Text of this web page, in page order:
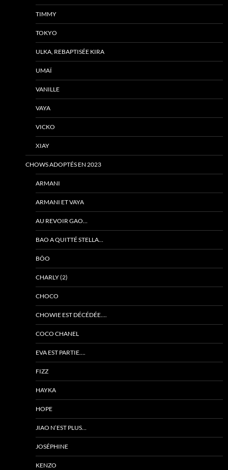
TIMMY
TOKYO
ULKA, REBAPTISÉE KIRA
UMAÏ
VANILLE
VAYA
VICKO
XIAY
CHOWS ADOPTÉS EN 2023
ARMANI
ARMANI ET VAYA
AU REVOIR GAO…
BAO A QUITTÉ STELLA…
BÔO
CHARLY (2)
CHOCO
CHOWIE EST DÉCÉDÉE….
COCO CHANEL
EVA EST PARTIE….
FIZZ
HAYKA
HOPE
JIAO N’EST PLUS…
JOSÉPHINE
KENZO